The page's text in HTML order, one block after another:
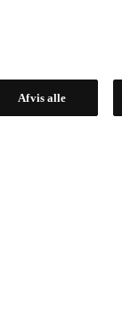
Afvis alle